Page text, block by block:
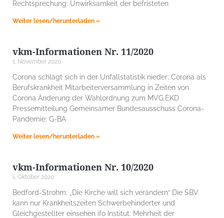
Rechtsprechung: Unwirksamkeit der befristeten
Weiter lesen/herunterladen »
vkm-Informationen Nr. 11/2020
1. November 2020
Corona schlägt sich in der Unfallstatistik nieder; Corona als
Berufskrankheit Mitarbeiterversammlung in Zeiten von
Corona Änderung der Wahlordnung zum MVG.EKD
Pressemitteilung Gemeinsamer Bundesausschuss Corona-
Pandemie: G-BA
Weiter lesen/herunterladen »
vkm-Informationen Nr. 10/2020
1. Oktober 2020
Bedford-Strohm: „Die Kirche will sich verändern“ Die SBV
kann nur Krankheitszeiten Schwerbehinderter und
Gleichgestellter einsehen ifo Institut: Mehrheit der